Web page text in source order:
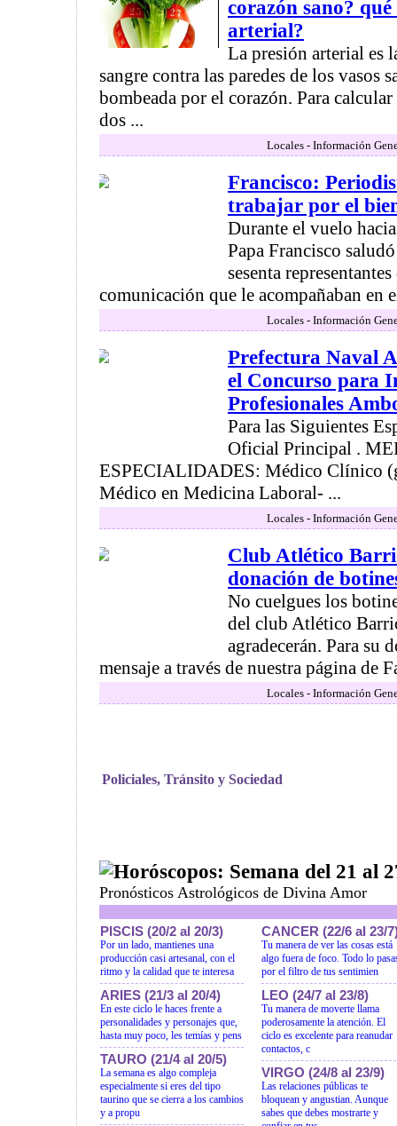
corazón sano?
arterial?
La presión arterial es
sangre contra las paredes de los vasos
bombeada por el corazón. Para
dos ...
Locales - Información
Francisco:
trabajar por el
Durante el vuelo
Papa Francisco
sesenta
comunicación que le acompañaban en
Locales - Información
Prefectura Naval
el Concurso para
Profesionales
Para las Siguientes
Oficial Principal .
ESPECIALIDADES: Médico Clínico
Médico en Medicina Laboral- ...
Locales - Información
Club Atlético
donación de
No cuelgues los
del club Atlético
agradecerán. Para su
mensaje a través de nuestra página de
Locales - Información
Policiales, Tránsito y Sociedad
Horóscopos: Semana del 21 al
Pronósticos Astrológicos de Divina Amor
PISCIS (20/2 al 20/3)
Por un lado, mantienes una
producción casi artesanal, con el
ritmo y la calidad que te interesa
ARIES (21/3 al 20/4)
En este ciclo le haces frente a
personalidades y personajes que,
hasta muy poco, les temías y pens
TAURO (21/4 al 20/5)
La semana es algo compleja
especialmente si eres del tipo
taurino que se cierra a los cambios
y a propu
CANCER (22/6 al 23/
Tu manera de ver las cosas está
algo fuera de foco. Todo lo
por el filtro de tus sentimien
LEO (24/7 al 23/8)
Tu manera de moverte llama
poderosamente la atención. El
ciclo es excelente para reanudar
contactos, c
VIRGO (24/8 al 23/9)
Las relaciones públicas te
bloquean y angustian. Aunque
sabes que debes mostrarte y